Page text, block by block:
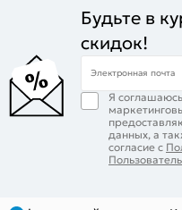
Будьте в
скидок!
Электронная почта
Я
данных, а
согласие с